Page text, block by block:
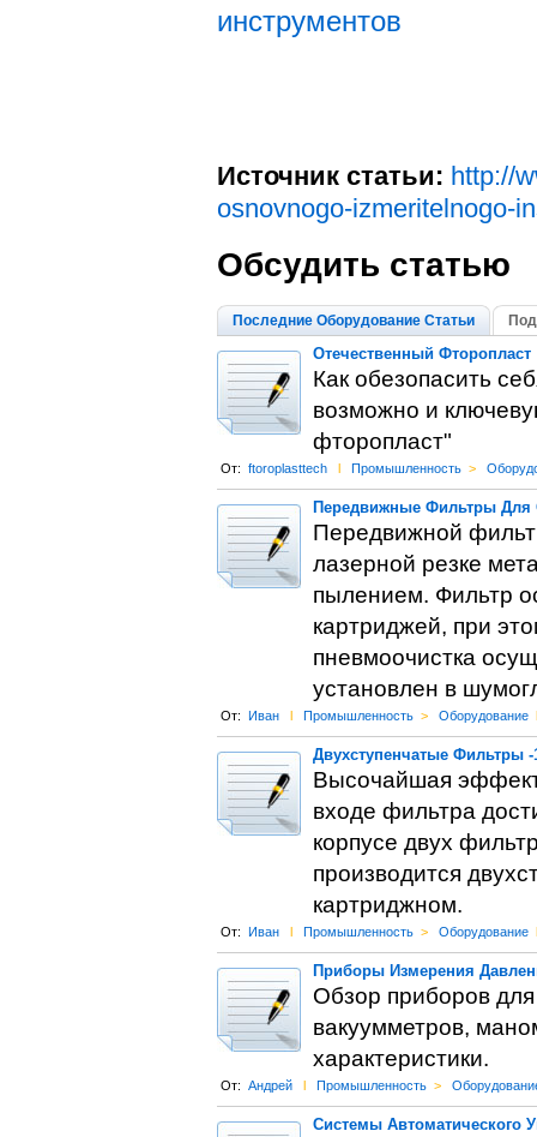
инструментов
Источник статьи: http://
osnovnogo-izmeritelnogo-
Обсудить статью
Последние Оборудование Статьи
Отечественный Фторопласт
Как обезопасить
возможно и
фторопласт"
От: ftoroplasttech l Промышленность >
Передвижные Фильтры Для
Передвижной
лазерной резке
пылением. Фильтр
картриджей, при
пневмоочистка
установлен в
От: Иван l Промышленность > Оборудование l
Двухступенчатые Фильтры
Высочайшая
входе фильтра
корпусе двух
производится
картриджном.
От: Иван l Промышленность > Оборудование l
Приборы Измерения
Обзор приборов
вакуумметров,
характеристики.
От: Андрей l Промышленность >
Системы Автоматического